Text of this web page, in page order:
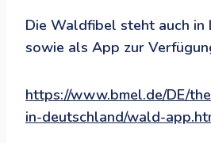
Die Waldfibel steht auch in
sowie als App zur
https://www.bmel.de/DE/
in-deutschland/wald-